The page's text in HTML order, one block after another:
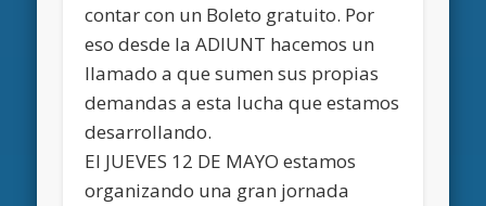
contar con un Boleto gratuito. Por
eso desde la ADIUNT hacemos un
llamado a que sumen sus propias
demandas a esta lucha que estamos
desarrollando.
El JUEVES 12 DE MAYO estamos
organizando una gran jornada